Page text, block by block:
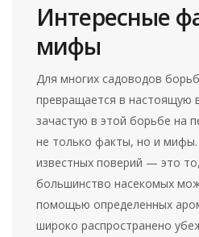
Интересные
мифы
Для многих садоводов
превращается в настоящую
зачастую в этой борьбе на
не только факты, но и
известных поверий — это
большинство насекомых
помощью определенных
широко распространено